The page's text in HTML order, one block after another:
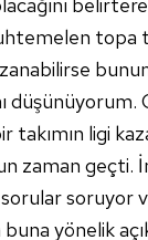
topa
düşünüyorum.
takımın ligi
zaman geçti.
soruyor
buna yönelik